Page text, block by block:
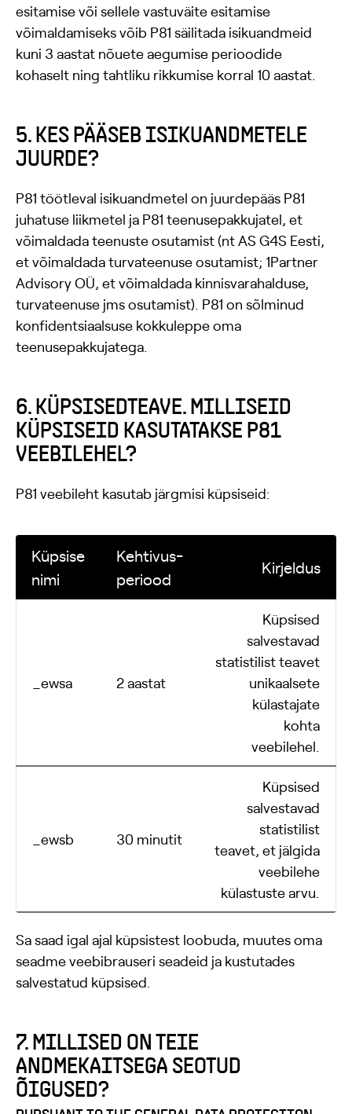
esitamise või sellele vastuväite esitamise
võimaldamiseks võib P81 säilitada isikuandmeid
kuni 3 aastat nõuete aegumise perioodide
kohaselt ning tahtliku rikkumise korral 10 aastat.
5. KES PÄÄSEB ISIKUANDMETELE
JUURDE?
P81 töötleval isikuandmetel on juurdepääs P81
juhatuse liikmetel ja P81 teenusepakkujatel, et
võimaldada teenuste osutamist (nt AS G4S Eesti,
et võimaldada turvateenuse osutamist; 1Partner
Advisory OÜ, et võimaldada kinnisvarahalduse,
turvateenuse jms osutamist). P81 on sõlminud
konfidentsiaalsuse kokkuleppe oma
teenusepakkujatega.
6. KÜPSISEDTEAVE. MILLISEID
KÜPSISEID KASUTATAKSE P81
VEEBILEHEL?
P81 veebileht kasutab järgmisi küpsiseid:
Küpsise
nimi
Kehtivus-
periood
Kirjeldus
_ewsa 2 aastat
Küpsised
salvestavad
statistilist teavet
unikaalsete
külastajate
kohta
veebilehel.
_ewsb 30 minutit
Küpsised
salvestavad
statistilist
teavet, et jälgida
veebilehe
külastuste arvu.
Sa saad igal ajal küpsistest loobuda, muutes oma
seadme veebibrauseri seadeid ja kustutades
salvestatud küpsised.
7. MILLISED ON TEIE
ANDMEKAITSEGA SEOTUD
ÕIGUSED?